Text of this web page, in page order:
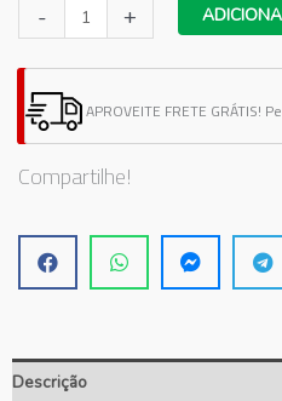
-
para
Mimo
dia
das
N2
+
APROVEITE FRETE GRÁTIS!
Compartilhe!
Descrição